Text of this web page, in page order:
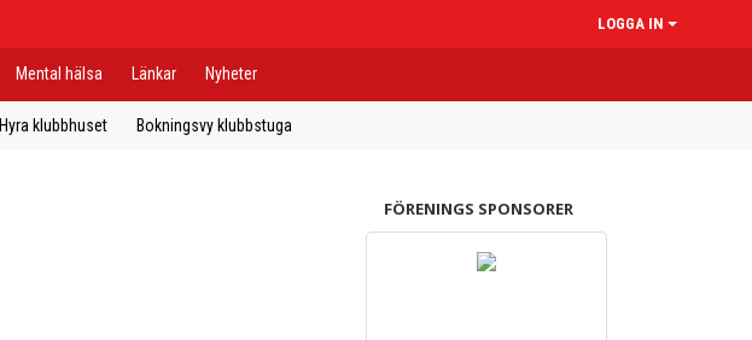
LOGGA IN
Mental hälsa Länkar Nyheter
Hyra klubbhuset Bokningsvy klubbstuga
FÖRENINGS SPONSORER